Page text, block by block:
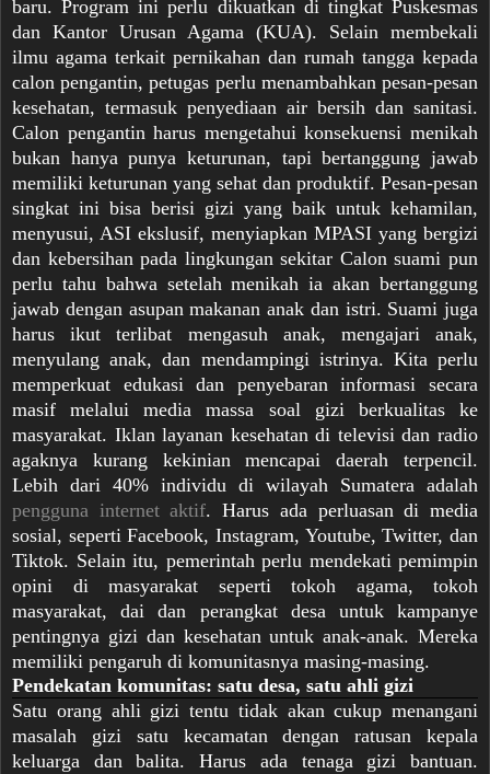
baru. Program ini perlu dikuatkan di tingkat Puskesmas
dan Kantor Urusan Agama (KUA). Selain membekali
ilmu agama terkait pernikahan dan rumah tangga kepada
calon pengantin, petugas perlu menambahkan pesan-pesan
kesehatan, termasuk penyediaan air bersih dan sanitasi.
Calon pengantin harus mengetahui konsekuensi menikah
bukan hanya punya keturunan, tapi bertanggung jawab
memiliki keturunan yang sehat dan produktif. Pesan-pesan
singkat ini bisa berisi gizi yang baik untuk kehamilan,
menyusui, ASI ekslusif, menyiapkan MPASI yang bergizi
dan kebersihan pada lingkungan sekitar Calon suami pun
perlu tahu bahwa setelah menikah ia akan bertanggung
jawab dengan asupan makanan anak dan istri. Suami juga
harus ikut terlibat mengasuh anak, mengajari anak,
menyulang anak, dan mendampingi istrinya. Kita perlu
memperkuat edukasi dan penyebaran informasi secara
masif melalui media massa soal gizi berkualitas ke
masyarakat. Iklan layanan kesehatan di televisi dan radio
agaknya kurang kekinian mencapai daerah terpencil.
Lebih dari 40% individu di wilayah Sumatera adalah
pengguna internet aktif. Harus ada perluasan di media
sosial, seperti Facebook, Instagram, Youtube, Twitter, dan
Tiktok. Selain itu, pemerintah perlu mendekati pemimpin
opini di masyarakat seperti tokoh agama, tokoh
masyarakat, dai dan perangkat desa untuk kampanye
pentingnya gizi dan kesehatan untuk anak-anak. Mereka
memiliki pengaruh di komunitasnya masing-masing.
Pendekatan komunitas: satu desa, satu ahli gizi
Satu orang ahli gizi tentu tidak akan cukup menangani
masalah gizi satu kecamatan dengan ratusan kepala
keluarga dan balita. Harus ada tenaga gizi bantuan.